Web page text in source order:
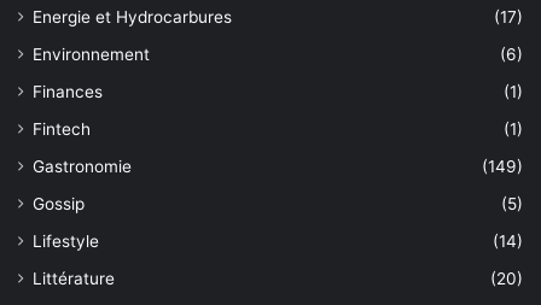
Energie et Hydrocarbures
(17)
Environnement
(6)
Finances
(1)
Fintech
(1)
Gastronomie
(149)
Gossip
(5)
Lifestyle
(14)
Littérature
(20)